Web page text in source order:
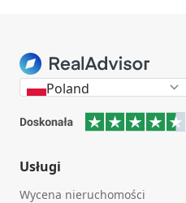
Poland
Usługi
Wycena nieruchomości